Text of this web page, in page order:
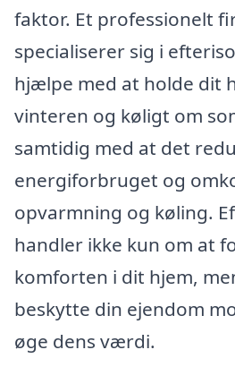
faktor. Et professionelt
specialiserer sig i
hjælpe med at holde dit
vinteren og køligt om
samtidig med at det
energiforbruget og
opvarmning og køling.
handler ikke kun om at
komforten i dit hjem,
beskytte din ejendom
øge dens værdi.